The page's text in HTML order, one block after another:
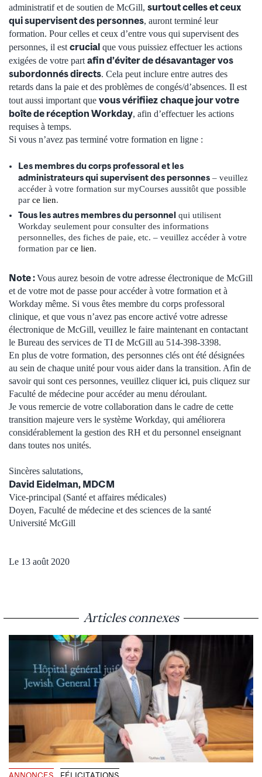
administratif et de soutien de McGill, surtout celles et ceux
qui supervisent des personnes, auront terminé leur
formation. Pour celles et ceux d’entre vous qui supervisent des
personnes, il est crucial que vous puissiez effectuer les actions
exigées de votre part afin d’éviter de désavantager vos
subordonnés directs. Cela peut inclure entre autres des
retards dans la paie et des problèmes de congés/d’absences. Il est
tout aussi important que vous vérifiiez chaque jour votre
boîte de réception Workday, afin d’effectuer les actions
requises à temps.
Si vous n’avez pas terminé votre formation en ligne :
Les membres du corps professoral et les
administrateurs qui supervisent des personnes – veuillez
accéder à votre formation sur myCourses aussitôt que possible
par ce lien.
Tous les autres membres du personnel qui utilisent
Workday seulement pour consulter des informations
personnelles, des fiches de paie, etc. – veuillez accéder à votre
formation par ce lien.
Note :Vous aurez besoin de votre adresse électronique de McGill
et de votre mot de passe pour accéder à votre formation et à
Workday même. Si vous êtes membre du corps professoral
clinique, et que vous n’avez pas encore activé votre adresse
électronique de McGill, veuillez le faire maintenant en contactant
le Bureau des services de TI de McGill au 514-398-3398.
En plus de votre formation, des personnes clés ont été désignées
au sein de chaque unité pour vous aider dans la transition. Afin de
savoir qui sont ces personnes, veuillez cliquerici, puis cliquez sur
Faculté de médecine pour accéder au menu déroulant.
Je vous remercie de votre collaboration dans le cadre de cette
transition majeure vers le système Workday, qui améliorera
considérablement la gestion des RH et du personnel enseignant
dans toutes nos unités.
Sincères salutations,
David Eidelman, MDCM
Vice-principal (Santé et affaires médicales)
Doyen, Faculté de médecine et des sciences de la santé
Université McGill
Le 13 août 2020
Articles connexes